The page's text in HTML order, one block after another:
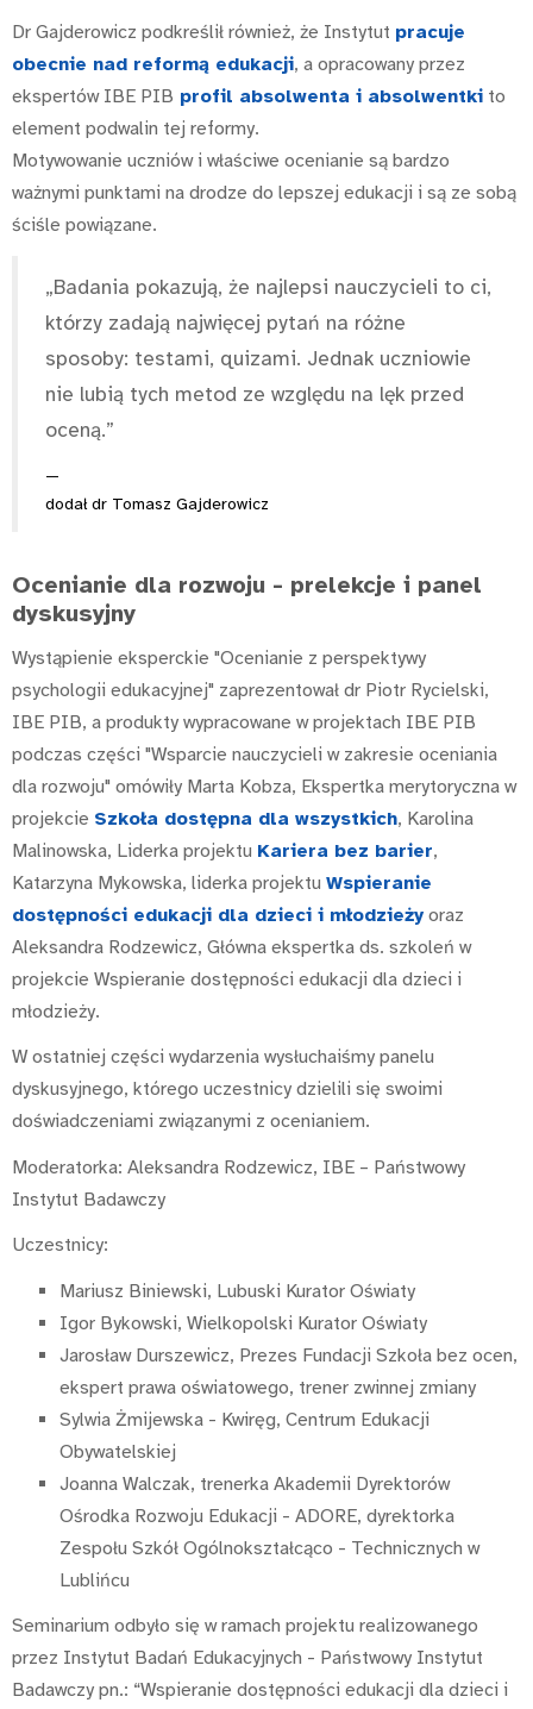
Dr Gajderowicz podkreślił również, że Instytut pracuje
obecnie nad reformą edukacji, a opracowany przez
ekspertów IBE PIB profil absolwenta i absolwentki to
element podwalin tej reformy.
Motywowanie uczniów i właściwe ocenianie są bardzo
ważnymi punktami na drodze do lepszej edukacji i są ze sobą
ściśle powiązane.
„Badania pokazują, że najlepsi nauczycieli to ci,
którzy zadają najwięcej pytań na różne
sposoby: testami, quizami. Jednak uczniowie
nie lubią tych metod ze względu na lęk przed
oceną.”
dodał dr Tomasz Gajderowicz
Ocenianie dla rozwoju - prelekcje i panel
dyskusyjny
Wystąpienie eksperckie "Ocenianie z perspektywy
psychologii edukacyjnej" zaprezentował dr Piotr Rycielski,
IBE PIB, a produkty wypracowane w projektach IBE PIB
podczas części "Wsparcie nauczycieli w zakresie oceniania
dla rozwoju" omówiły Marta Kobza, Ekspertka merytoryczna w
projekcie Szkoła dostępna dla wszystkich, Karolina
Malinowska, Liderka projektu Kariera bez barier,
Katarzyna Mykowska, liderka projektu Wspieranie
dostępności edukacji dla dzieci i młodzieży oraz
Aleksandra Rodzewicz, Główna ekspertka ds. szkoleń w
projekcie Wspieranie dostępności edukacji dla dzieci i
młodzieży.
W ostatniej części wydarzenia wysłuchaiśmy panelu
dyskusyjnego, którego uczestnicy dzielili się swoimi
doświadczeniami związanymi z ocenianiem.
Moderatorka: Aleksandra Rodzewicz, IBE – Państwowy
Instytut Badawczy
Uczestnicy:
Mariusz Biniewski, Lubuski Kurator Oświaty
Igor Bykowski, Wielkopolski Kurator Oświaty
Jarosław Durszewicz, Prezes Fundacji Szkoła bez ocen,
ekspert prawa oświatowego, trener zwinnej zmiany
Sylwia Żmijewska - Kwiręg, Centrum Edukacji
Obywatelskiej
Joanna Walczak, trenerka Akademii Dyrektorów
Ośrodka Rozwoju Edukacji - ADORE, dyrektorka
Zespołu Szkół Ogólnokształcąco - Technicznych w
Lublińcu
Seminarium odbyło się w ramach projektu realizowanego
przez Instytut Badań Edukacyjnych - Państwowy Instytut
Badawczy pn.: “Wspieranie dostępności edukacji dla dzieci i